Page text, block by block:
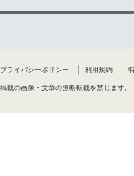
プライバシーポリシー 利用規約
掲載の画像・文章の無断転載を禁じます。